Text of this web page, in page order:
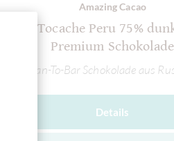
Amazing Cacao
Tocache Peru 75%
Premium Schokolade
Bean-To-Bar Schokolade aus
Details